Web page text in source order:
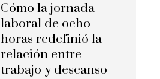
Cómo la jornada
laboral de ocho
horas redefinió la
relación entre
trabajo y descanso